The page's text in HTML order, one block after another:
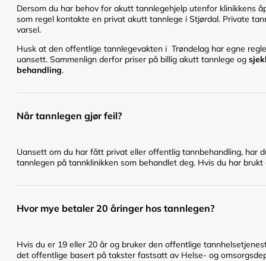
Dersom du har behov for akutt tannlegehjelp utenfor klinikkens
som regel kontakte en privat akutt tannlege i Stjørdal. Private
varsel.
Husk at den offentlige tannlegevakten i Trøndelag har egne
uansett. Sammenlign derfor priser på billig akutt tannlege og
behandling.
Når tannlegen gjør feil?
Uansett om du har fått privat eller offentlig tannbehandling, har
tannlegen på tannklinikken som behandlet deg. Hvis du har
Hvor mye betaler 20 åringer hos tannlegen?
Hvis du er 19 eller 20 år og bruker den offentlige
det offentlige basert på takster fastsatt av Helse- og